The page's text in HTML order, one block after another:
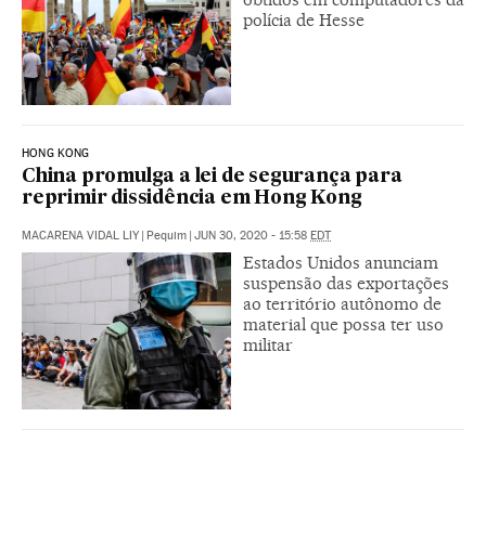
polícia de Hesse
HONG KONG
China promulga a lei de segurança para
reprimir dissidência em Hong Kong
MACARENA VIDAL LIY | Pequim | JUN 30, 2020 - 15:58 EDT
Estados Unidos anunciam
suspensão das exportações
ao território autônomo de
material que possa ter uso
militar